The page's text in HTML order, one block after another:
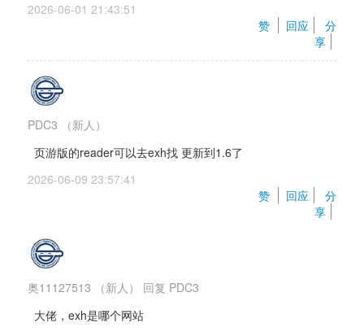
2026-06-01 21:43:51
赞
回应
分
享
PDC3
（新人）
页游版的reader可以去exh找 更新到1.6了
2026-06-09 23:57:41
赞
回应
分
享
奥11127513 （新人） 回复 PDC3
大佬，exh是哪个网站